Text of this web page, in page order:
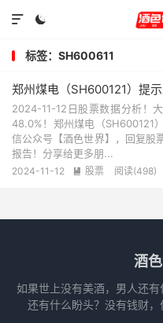


标签：SH600611
郑州煤电（SH600121）提
2024-11-12日股票数据分析！
48.0%！郑州煤电（SH600121
信公众号【酒色世界】，回复股
报告！分享给更多朋...
2024-11-12  股票 阅读(498)
酒
如果世上没有美酒，男人还
还有什么盼头？没有钱财，